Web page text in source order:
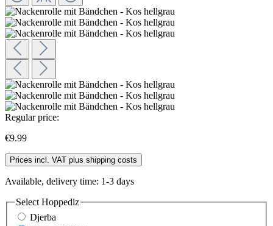
Regular price:
€9.99
Prices incl. VAT plus shipping costs
Available, delivery time: 1-3 days
Select Hoppediz
Djerba